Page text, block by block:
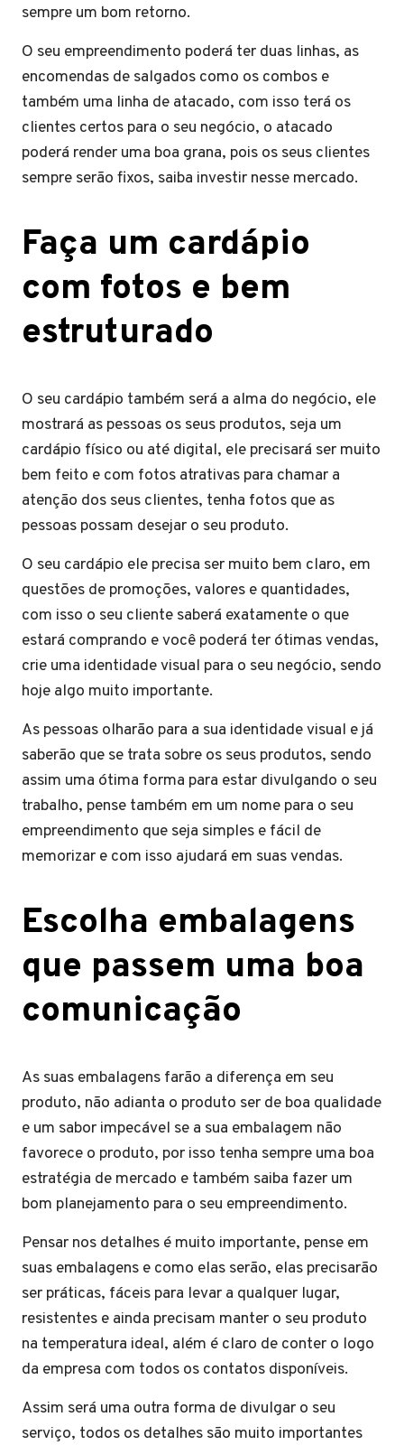
sempre um bom retorno.
O seu empreendimento poderá ter duas linhas, as
encomendas de salgados como os combos e
também uma linha de atacado, com isso terá os
clientes certos para o seu negócio, o atacado
poderá render uma boa grana, pois os seus clientes
sempre serão fixos, saiba investir nesse mercado.
Faça um cardápio
com fotos e bem
estruturado
O seu cardápio também será a alma do negócio, ele
mostrará as pessoas os seus produtos, seja um
cardápio físico ou até digital, ele precisará ser muito
bem feito e com fotos atrativas para chamar a
atenção dos seus clientes, tenha fotos que as
pessoas possam desejar o seu produto.
O seu cardápio ele precisa ser muito bem claro, em
questões de promoções, valores e quantidades,
com isso o seu cliente saberá exatamente o que
estará comprando e você poderá ter ótimas vendas,
crie uma identidade visual para o seu negócio, sendo
hoje algo muito importante.
As pessoas olharão para a sua identidade visual e já
saberão que se trata sobre os seus produtos, sendo
assim uma ótima forma para estar divulgando o seu
trabalho, pense também em um nome para o seu
empreendimento que seja simples e fácil de
memorizar e com isso ajudará em suas vendas.
Escolha embalagens
que passem uma boa
comunicação
As suas embalagens farão a diferença em seu
produto, não adianta o produto ser de boa qualidade
e um sabor impecável se a sua embalagem não
favorece o produto, por isso tenha sempre uma boa
estratégia de mercado e também saiba fazer um
bom planejamento para o seu empreendimento.
Pensar nos detalhes é muito importante, pense em
suas embalagens e como elas serão, elas precisarão
ser práticas, fáceis para levar a qualquer lugar,
resistentes e ainda precisam manter o seu produto
na temperatura ideal, além é claro de conter o logo
da empresa com todos os contatos disponíveis.
Assim será uma outra forma de divulgar o seu
serviço, todos os detalhes são muito importantes